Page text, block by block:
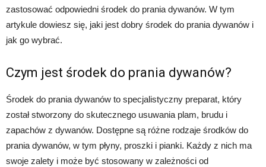
zastosować odpowiedni środek do prania dywanów. W tym
artykule dowiesz się, jaki jest dobry środek do prania dywanów i
jak go wybrać.
Czym jest środek do prania dywanów?
Środek do prania dywanów to specjalistyczny preparat, który
został stworzony do skutecznego usuwania plam, brudu i
zapachów z dywanów. Dostępne są różne rodzaje środków do
prania dywanów, w tym płyny, proszki i pianki. Każdy z nich ma
swoje zalety i może być stosowany w zależności od